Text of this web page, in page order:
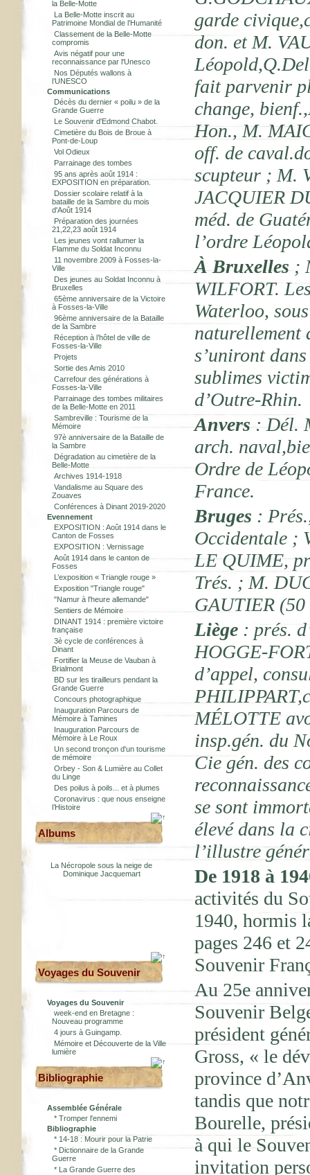
la Belle-Motte
La Belle-Motte inscrit au
Patrimoine Mondial de l’Humanité
Classement de la Belle-Motte
compromis
Avis négatif pour une
reconnaissance par l'Unesco
Nos Députés wallons à
l’UNESCO
Communications
Décès du dernier « poilu » de la
Grande Guerre
Le Souvenir d'Edmond Chabot.
Cimetière du Bois de Broue à
Pont-de-Loup
Vol Odieux
Parrainage des tombes
95 ans après août 1914 :
EXPOSITION en préparation.
Dossier scolaire relatif à la
bataille de la Sambre du mois
d'Août 1914
Préparation des journées
21,22,23 août 1914
Les jeunes vont rallumer la
Flamme du Soldat Inconnu
11 novembre 2009 à Fosses-la-
Ville
Des jeunes au Soldat Inconnu à
Bruxelles
65ème anniversaire de la Victoire
à Fosses-la-Ville
96ème anniversaire de la Bataille
de la Sambre
Réception à l’hôtel de ville de
Fosses-la-Ville
Projets
Sortie des Amis 2010
Carrefour des générations à
Fosses-la-Ville
Parrainage des tombes militaires
de la Belle-Motte en 2011
Sambreville : Tourisme de la
Mémoire
97è anniversaire de la Bataille de
la Sambre
Dégradation au cimetière de la
Belle-Motte
Archives 1914-1918
Vandalisme au Square des
Zouaves
Conférences à Dinant 2019-2020
Evennement
EXPOSITION : Août 1914 dans le
Canton de Fosses
EXPOSITION : Vernissage
Août 1914 dans le canton de
Fosses
L’exposition « Triangle rouge »
Exposition "Triangle rouge"
"Namur à l'heure allemande"
Sentiers de Mémoire
DINANT 1914 : première victoire
française
3è cycle de conférences à
Dinant
Fortifier la Meuse de Vauban à
Brialmont
BD sur les tirailleurs pendant la
Grande Guerre
Concours photographique
Inauguration Parcours de
Mémoire à Tamines
Inauguration Parcours de
Mémoire à Le Roux
Un second tronçon d'un tourisme
de mémoire
Orbey - Son & Lumière au Collet
du Linge
Des poilus à poils... et à plumes
Coronavirus : que nous enseigne
l’Histoire
Albums
La Nécropole sous la neige de
Dominique Jacquemart
Voyages du Souvenir
Voyages du Souvenir
week-end en Bretagne :
Nouveau programme
4 jours à Guingamp.
Mémoire et Découverte de la Ville
lumière
Bibliographie
Assemblée Générale
* Tromper l'ennemi
Bibliographie
* 14-18 : Mourir pour la Patrie
* Dictionnaire de la Grande
Guerre
* La Grande Guerre des
garde
don. et M.
fait parvenir
change,
Hon., M.
off. de
scupteur ; M.
JACQUIER
méd. de
l’ordre
À Bruxelles;
WILFORT.
Waterloo,
naturellement
s’uniront
sublimes
d’Outre-Rhin.
Anvers : Dél.
arch.
Ordre de
France.
Bruges :
Occidentale ;
LE QUIME,
Trés. ; M.
GAUTIER
Liège : prés.
HOGGE-
d’appel,
MÉLOTTE
insp.gén. du
Cie gén. des
se sont
élevé dans la
l’illustre
De 1918 à
activités du
1940, hormis
pages 246 et
Souvenir
Au 25e
Souvenir
président
Gross, « le
province
tandis que
Bourelle,
à qui le
invitation